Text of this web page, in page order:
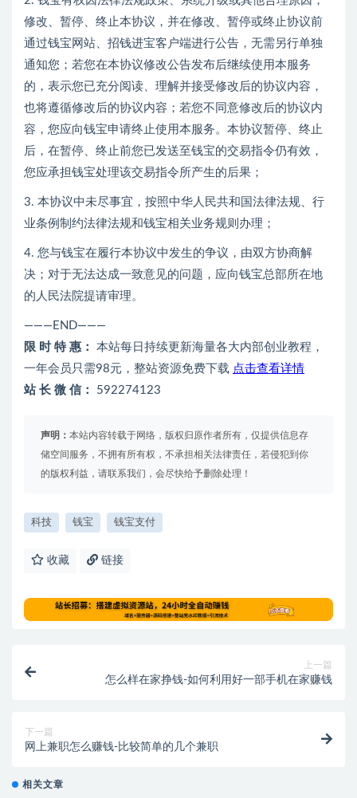
修改、暂停、终止本协议，并在修改、暂停或终止协议前
通过钱宝网站、招钱进宝客户端进行公告，无需另行单独
通知您；若您在本协议修改公告发布后继续使用本服务
的，表示您已充分阅读、理解并接受修改后的协议内容，
也将遵循修改后的协议内容；若您不同意修改后的协议内
容，您应向钱宝申请终止使用本服务。本协议暂停、终止
后，在暂停、终止前您已发送至钱宝的交易指令仍有效，
您应承担钱宝处理该交易指令所产生的后果；
3. 本协议中未尽事宜，按照中华人民共和国法律法规、行
业条例制约法律法规和钱宝相关业务规则办理；
4. 您与钱宝在履行本协议中发生的争议，由双方协商解
决；对于无法达成一致意见的问题，应向钱宝总部所在地
的人民法院提请审理。
———END———
限 时 特 惠： 本站每日持续更新海量各大内部创业教程，
一年会员只需98元，整站资源免费下载 点击查看详情
站 长 微 信： 592274123
声明： 本站内容转载于网络，版权归原作者所有，仅提供信息存
储空间服务，不拥有所有权，不承担相关法律责任，若侵犯到你
的版权利益，请联系我们，会尽快给予删除处理！
科技 钱宝 钱宝支付
收藏 链接
上一篇
怎么样在家挣钱-如何利用好一部手机在家赚钱
下一篇
网上兼职怎么赚钱-比较简单的几个兼职
相关文章